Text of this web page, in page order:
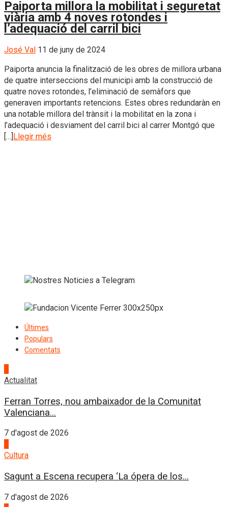
Paiporta millora la mobilitat i seguretat
viària amb 4 noves rotondes i
l’adequació del carril bici
José Val 11 de juny de 2024
Paiporta anuncia la finalització de les obres de millora urbana
de quatre interseccions del municipi amb la construcció de
quatre noves rotondes, l’eliminació de semàfors que
generaven importants retencions. Estes obres redundaràn en
una notable millora del trànsit i la mobilitat en la zona i
l’adequació i desviament del carril bici al carrer Montgó que
[…]Llegir més
Últimes
Populars
Comentats
Actualitat
Ferran Torres, nou ambaixador de la Comunitat
Valenciana...
7 d'agost de 2026
Cultura
Sagunt a Escena recupera ‘La ópera de los...
7 d'agost de 2026